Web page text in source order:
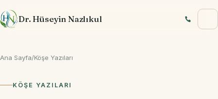
Dr. Hüseyin Nazlıkul
Ana Sayfa/Köşe Yazıları
KÖŞE YAZILARI